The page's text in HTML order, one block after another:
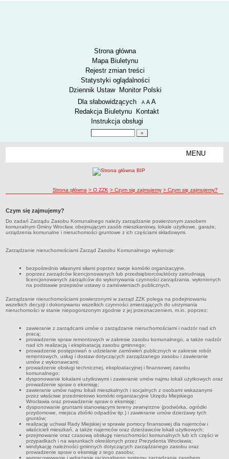
Strona główna
Mapa Biuletynu
Rejestr zmian treści
Statystyki oglądalności
Dziennik Ustaw
Monitor Polski
Menu dodatkowe
Dla słabowidzących A pomniejsz czcionkę
A standardowy rozmiar czcionki
A
Redakcja Biuletynu
Kontakt
Instrukcja obsługi
MENU
SPOSÓB PRZYJMOWANIA I ZAŁATWIANIA SPRAW
SYGNALIŚCI
RODO
O ZZK
Organizacja
Kierownictwo Zarządu Zasobu Komunalnego
Majątek, którym dysponuje ZZK
STREFA PRACOWNIKA
BIURA OBSŁUGI KLIENTA
Co i jak załatwić w BOK-u?
BOK-i
ZAMÓWIENIA PUBLICZNE
Profil nabywcy
Zamówienia bez procedury PZP - platforma elektroniczna
Zamówienia zgodne z procedurą PZP - platforma elektroniczna
Archiwalne - Zamówiena zgodne z procedurą PZP
Archiwalne - Zamówienia zgodne z procedurą PZP sprzed
01.03.2016
Archiwalne - Zamówienia bez procedury PZP - do 12.04.2019
ścieżka nawigacji
Strona główna > O ZZK > Czym się zajmujemy > Czym się zajmujemy?
Czym się zajmujemy?
Do zadań Zarządu Zasobu Komunalnego należy zarządzanie powierzonym zasobem
komunalnym Gminy Wrocław, obejmującym zasób mieszkaniowy, lokale użytkowe, garaże,
urządzenia komunalne i nieruchomości gruntowe z ich częściami składowymi.
Zarządzanie nieruchomościami Zarząd Zasobu Komunalnego wykonuje:
bezpośrednio własnymi siłami poprzez swoje komórki organizacyjne.
poprzez zarządców licencjonowanych lub przedsiębiorców,którzy zatrudniają
licencjonowanych zarządców do wykonywania czynności zarządzania, wyłonionych
na podstawie przepisów ustawy o zamówieniach publicznych,
Zarządzanie nieruchomościami powierzonymi w zarząd ZZK polega na podejmowaniu
wszelkich decyzji i dokonywaniu wszelkich czynności zmierzających do utrzymania
nieruchomości w stanie niepogorszonym zgodnie z jej przeznaczeniem, m.in. poprzez:
zawieranie z zarządcami umów o zarządzanie nieruchomościami i nadzór nad ich
pracą;
prowadzenie spraw remontowych w zakresie zasobu komunalnego, a także nadzór
nad ich realizacją i eksploatacją zasobu gminnego;
prowadzenie postępowań o udzielanie zamówień publicznych w zakresie robót
remontowych, usług i dostaw dotyczących zarządzanego zasobu i zawieranie
umów z wykonawcami;
prowadzenie obsługi technicznej, eksploatacyjnej i finansowej zasobu
komunalnego;
dysponowanie lokalami użytkowymi i zawieranie umów najmu lokali użytkowych oraz
prowadzenie spraw o eksmisję;
zawieranie umów najmu lokali mieszkalnych i socjalnych z osobami wskazanymi
przez właściwe przedmiotowo komórki organizacyjne Urzędu Miejskiego
Wrocławia oraz prowadzenie spraw o eksmisję;
dysponowanie gruntami stanowiącymi tereny zewnętrzne (podwórka, ogródki
przydomowe, miejsca zbiórki odpadów itp.) i zawieranie umów dzierżawy tych
gruntów;
realizację uchwał Rady Miejskiej w sprawie pomocy finansowej dla najemców i
właścicieli mieszkań, a także najemców oraz dzierżawców lokali użytkowych;
przejmowanie oraz czasową obsługę nieruchomości komunalnych lub ich części w
przypadkach i na warunkach określonych przez Prezydenta Wrocławia;
windykację należności gminnych dotyczących zarządzanego zasobu oraz
prowadzenie spraw o eksmisję z tego zasobu;
wypracowywanie i wdrażanie racjonalnego systemu zarządzania zasobem